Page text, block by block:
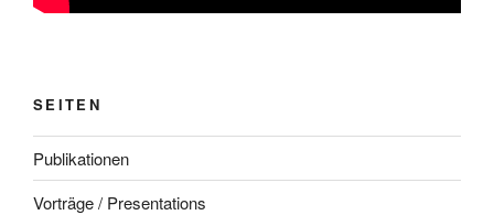
SEITEN
Publikationen
Vorträge / Presentations